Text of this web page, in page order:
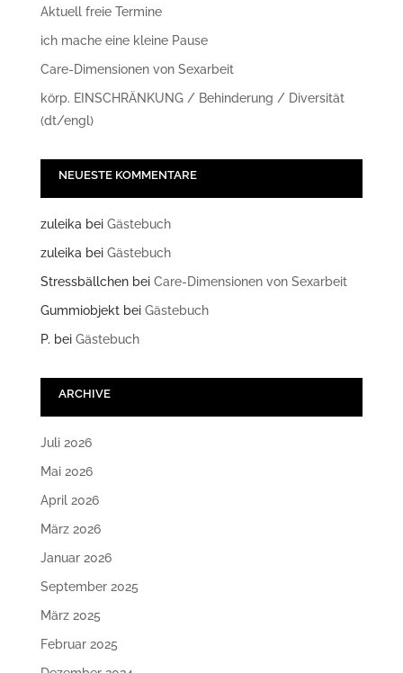
Aktuell freie Termine
ich mache eine kleine Pause
Care-Dimensionen von Sexarbeit
körp. EINSCHRÄNKUNG / Behinderung / Diversität
(dt/engl)
NEUESTE KOMMENTARE
zuleika bei Gästebuch
zuleika bei Gästebuch
Stressbällchenbei Care-Dimensionen von Sexarbeit
Gummiobjektbei Gästebuch
P. bei Gästebuch
ARCHIVE
Juli 2026
Mai 2026
April 2026
März 2026
Januar 2026
September 2025
März 2025
Februar 2025